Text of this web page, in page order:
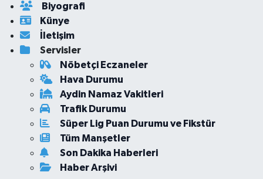
Biyografi
Künye
İletişim
Servisler
Nöbetçi Eczaneler
Hava Durumu
Aydin Namaz Vakitleri
Trafik Durumu
Süper Lig Puan Durumu ve Fikstür
Tüm Manşetler
Son Dakika Haberleri
Haber Arşivi